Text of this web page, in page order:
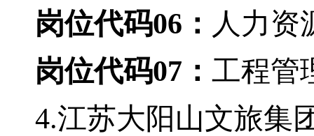
岗位代码06： 人力资
岗位代码07： 工程管
4.江苏大阳山文旅集